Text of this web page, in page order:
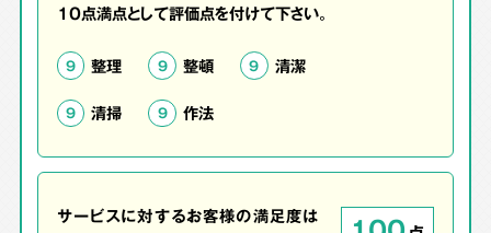
10点満点として評価点を付けて下さい。
9 整理 9 整頓 9 清潔
9 清掃 9 作法
サービスに対するお客様の満足度は